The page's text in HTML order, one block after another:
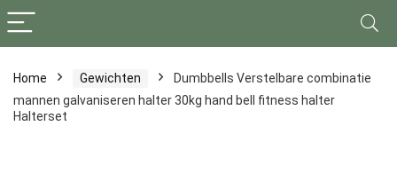
Home Gewichten
Dumbbells Verstelbare combinatie
mannen galvaniseren halter 30kg hand bell fitness halter
Halterset